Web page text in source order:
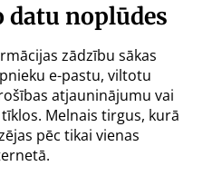
noplūdes
zādzību sākas
e-pastu, viltotu
atjauninājumu vai
Melnais tirgus, kurā
pēc tikai vienas